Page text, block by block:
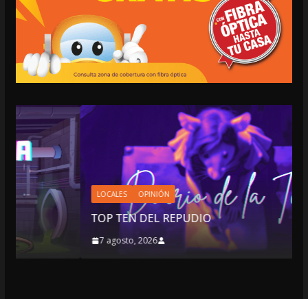
LOCALES OPINIÓN
TOP TEN DEL REPUDIO
7 agosto, 2026